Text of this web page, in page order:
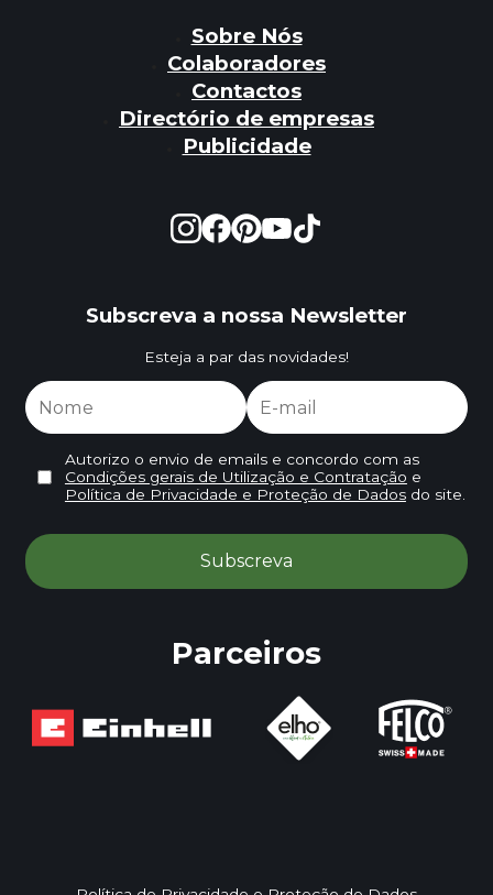
Sobre Nós
Colaboradores
Contactos
Directório de empresas
Publicidade
Subscreva a nossa Newsletter
Esteja a par das novidades!
Autorizo o envio de emails e concordo com as
Condições gerais de Utilização e Contratação e
Política de Privacidade e Proteção de Dadosdo site.
Parceiros